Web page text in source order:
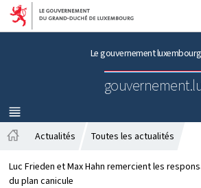
Aller au menu principal
Aller au contenu
Le gouvernement
MENU
PRINCIPAL
c
c
Actualités Toutes les actualités
Luc Frieden et Max Hahn remercient les
du plan canicule